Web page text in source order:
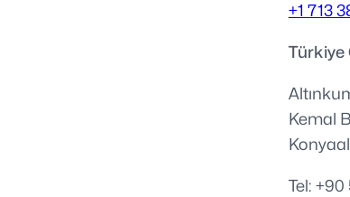
+1 713
Türkiye
Kemal
Tel: